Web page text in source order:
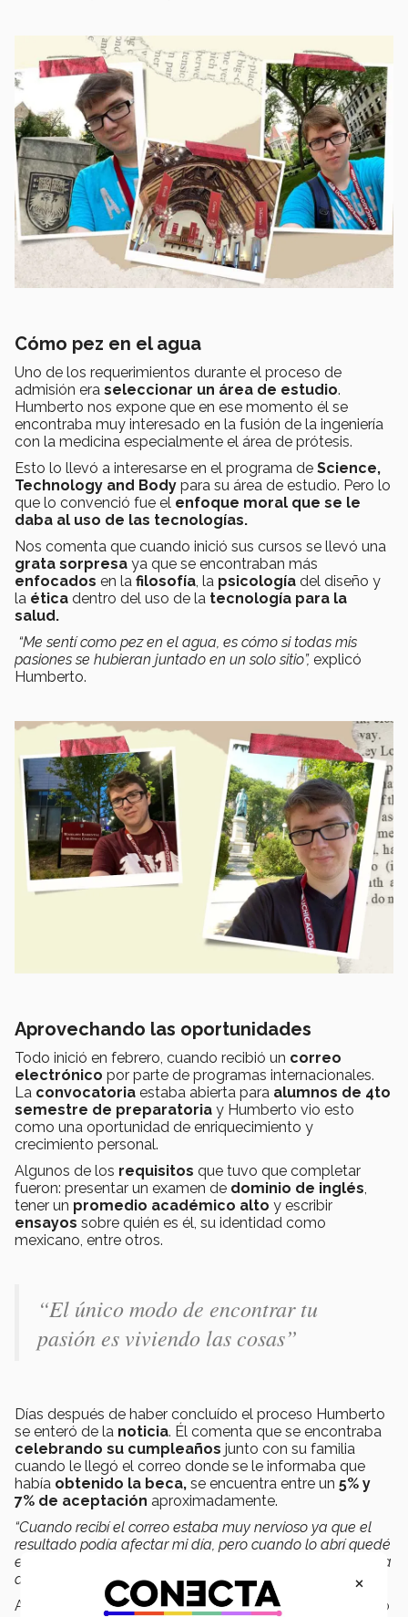
Cómo pez en el agua
Uno de los requerimientos durante el proceso de
admisión era seleccionar un área de estudio.
Humberto nos expone que en ese momento él se
encontraba muy interesado en la fusión de la ingeniería
con la medicina especialmente el área de prótesis.
Esto lo llevó a interesarse en el programa de Science,
Technology and Body para su área de estudio. Pero lo
que lo convenció fue el enfoque moral que se le
daba al uso de las tecnologías.
Nos comenta que cuando inició sus cursos se llevó una
grata sorpresa ya que se encontraban más
enfocados en la filosofía, la psicología del diseño y
la ética dentro del uso de la tecnología para la
salud.
“Me sentí como pez en el agua, es cómo si todas mis
pasiones se hubieran juntado en un solo sitio”, explicó
Humberto.
Aprovechando las oportunidades
Todo inició en febrero, cuando recibió un correo
electrónico por parte de programas internacionales.
La convocatoria estaba abierta para alumnos de 4to
semestre de preparatoria y Humberto vio esto
como una oportunidad de enriquecimiento y
crecimiento personal.
Algunos de los requisitos que tuvo que completar
fueron: presentar un examen de dominio de inglés,
tener un promedio académico alto y escribir
ensayos sobre quién es él, su identidad como
mexicano, entre otros.
“El único modo de encontrar tu
pasión es viviendo las cosas”
Días después de haber concluído el proceso Humberto
se enteró de la noticia. Él comenta que se encontraba
celebrando su cumpleaños junto con su familia
cuando le llegó el correo donde se le informaba que
había obtenido la beca, se encuentra entre un 5% y
7% de aceptación aproximadamente.
“Cuando recibí el correo estaba muy nervioso ya que el
resultado podía afectar mi día, pero cuando lo abrí quedé
en shock. Si de por sí ya estaba feliz, después de la noticia
aún más”
, comentó Humberto.
Algunas de las cosas quecubría la beca
eran: el costo
×